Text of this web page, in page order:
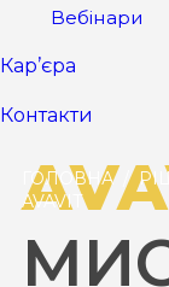
Вебінари
Кар’єра
Контакти
ГОЛОВНА /
AVAVIT